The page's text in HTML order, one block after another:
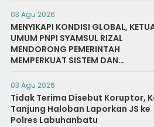
03 Agu 2026
MENYIKAPI KONDISI GLOBAL,
UMUM PNPI SYAMSUL RIZAL
MENDORONG PEMERINTAH
MEMPERKUAT SISTEM DAN
INFRASTRUKTUR INTELIJEN NEGARA
03 Agu 2026
Tidak Terima Disebut Koruptor,
Tanjung Haloban Laporkan JS ke
Polres Labuhanbatu